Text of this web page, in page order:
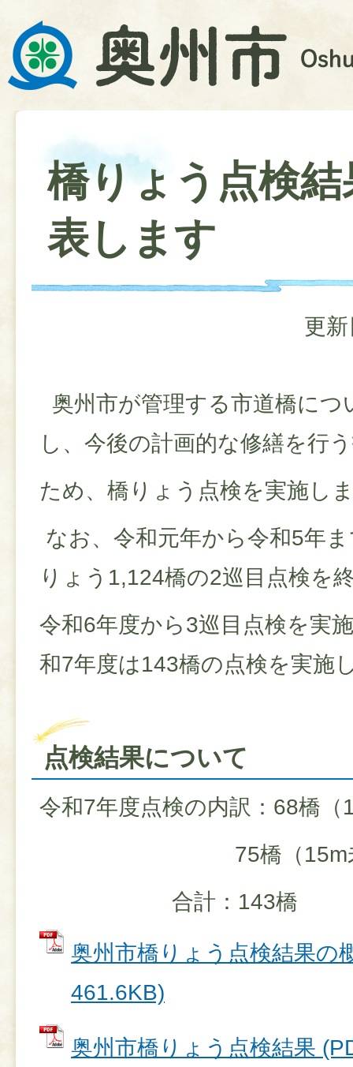
橋りょう点検
表します
更
奥州市が管理する市道橋につ
し、今後の計画的な修繕を行
ため、橋りょう点検を実施し
なお、令和元年から令和5年
りょう1,124橋の2巡目点検を
令和6年度から3巡目点検を実
和7年度は143橋の点検を実施
点検結果について
令和7年度点検の内訳：68橋（
75橋（15m未
合計：143橋
奥州市橋りょう点検結果の
461.6KB)
奥州市橋りょう点検結果